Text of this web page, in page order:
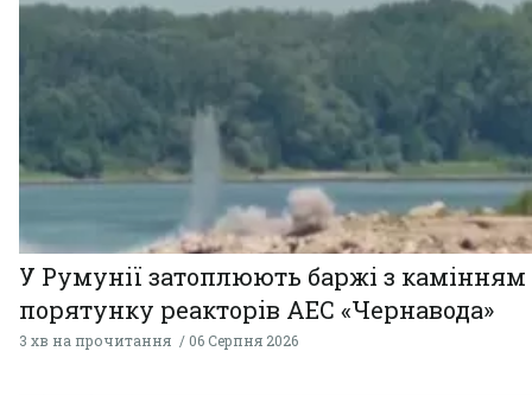
У Румунії затоплюють баржі з
порятунку реакторів АЕС «Чернавода»
3 хв на прочитання 06 Серпня 2026